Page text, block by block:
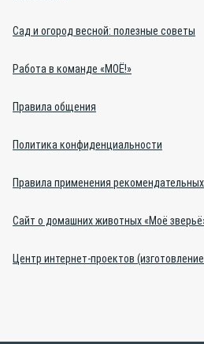
Сад и огород весной: полезные советы
Работа в команде «МОЁ!»
Правила общения
Политика конфиденциальности
Правила применения рекомендательных
Сайт о домашних животных «Моё
Центр интернет-проектов